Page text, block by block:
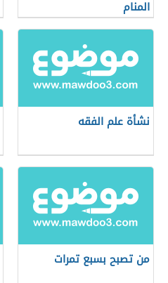
المنام
نشأة علم الفقه
من تصبح بسبع تمرات